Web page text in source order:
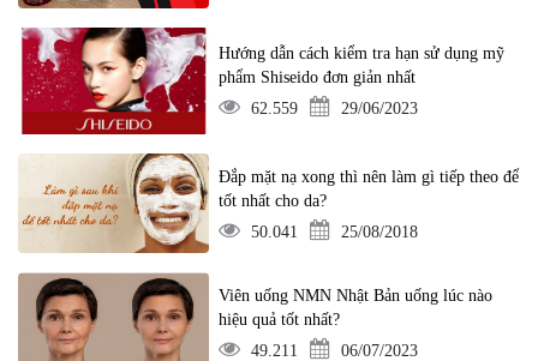
Hướng dẫn cách kiểm tra hạn sử dụng mỹ
phẩm Shiseido đơn giản nhất
62.559
29/06/2023
Đắp mặt nạ xong thì nên làm gì tiếp theo để
tốt nhất cho da?
50.041
25/08/2018
Viên uống NMN Nhật Bản uống lúc nào
hiệu quả tốt nhất?
49.211
06/07/2023